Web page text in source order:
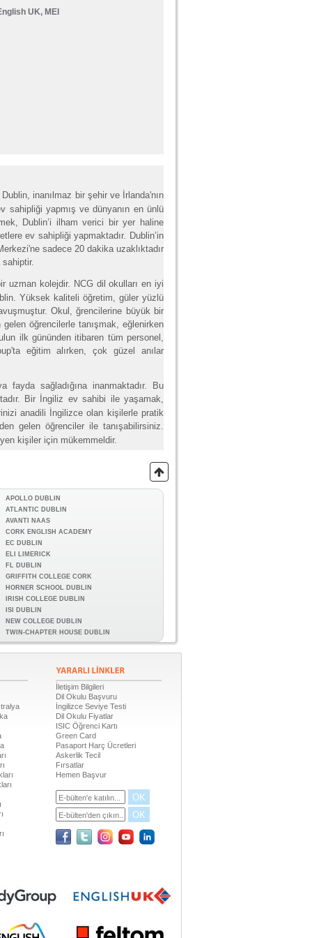
UK, MEI
Dublin, inanılmaz bir şehir ve İrlanda'nın
sahipliği yapmış ve dünyanın en ünlü
Dublin’i ilham verici bir yer haline
ev sahipliği yapmaktadır. Dublin’in
sadece 20 dakika uzaklıktadır
uzman kolejdir. NCG dil okulları en iyi
Yüksek kaliteli öğretim, güler yüzlü
Okul, ğrencilerine büyük bir
öğrencilerle tanışmak, eğlenirken
ilk gününden itibaren tüm personel,
eğitim alırken, çok güzel anılar
fayda sağladığına inanmaktadır. Bu
Bir İngiliz ev sahibi ile yaşamak,
anadili İngilizce olan kişilerle pratik
gelen öğrenciler ile tanışabilirsiniz.
kişiler için mükemmeldir.
APOLLO DUBLIN
ATLANTIC DUBLIN
AVANTI NAAS
CORK ENGLISH ACADEMY
EC DUBLIN
ELI LIMERICK
FL DUBLIN
GRIFFITH COLLEGE CORK
HORNER SCHOOL DUBLIN
IRISH COLLEGE DUBLIN
ISI DUBLIN
NEW COLLEGE DUBLIN
TWIN-CHAPTER HOUSE DUBLIN
İletişim Bilgileri
Dil Okulu Başvuru
İngilizce Seviye Testi
Dil Okulu Fiyatlar
ISIC Öğrenci Kartı
Green Card
Pasaport Harç Ücretleri
Askerlik Tecil
Fırsatlar
Hemen Başvur
OK
OK